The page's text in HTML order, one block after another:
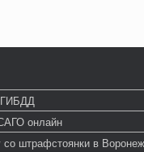
ГИБДД
онлайн
со штрафстоянки в